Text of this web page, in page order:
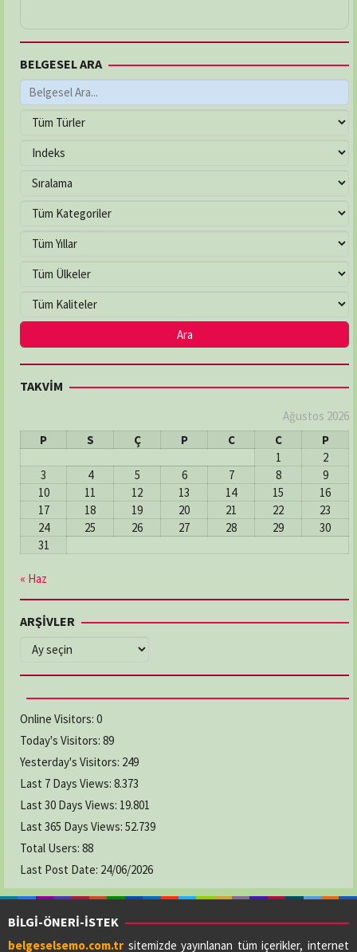
BELGESEL ARA
TAKVİM
Ağustos 2026
P
S Ç P C C
P
1
2
3
4 5 6 7 8
9
10
11 12 13 14 15
16
17
18 19 20 21 22
23
24
25 26 27 28 29
30
31
« Haz
ARŞİVLER
ARŞİVLER
Online Visitors: 0
Today's Visitors: 89
Yesterday's Visitors: 249
Last 7 Days Views: 8.373
Last 30 Days Views: 19.801
Last 365 Days Views: 52.739
Total Users: 88
Last Post Date: 24/06/2026
BİLGİ-ÖNERİ-İSTEK
belgeselsemo.com.tr sitemizde yayınlanan tüm içerikler, internet